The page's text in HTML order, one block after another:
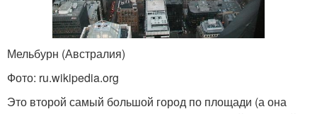
Мельбурн (Австралия)
Фото: ru.wikipedia.org
Это второй самый большой город по площади (а она